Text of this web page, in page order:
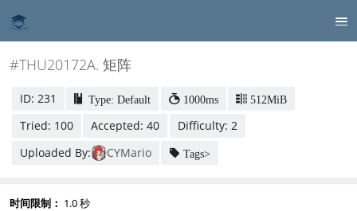
#THU20172A. 矩阵
ID: 231 Type: Default 1000ms 512MiB
Tried: 100 Accepted: 40
Difficulty: 2
Uploaded By:
CYMario Tags>
时间限制： 1.0 秒